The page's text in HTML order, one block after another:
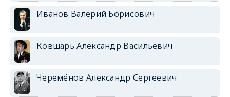
Иванов Валерий Борисович
Ковшарь Александр Васильевич
Черемёнов Александр Сергеевич